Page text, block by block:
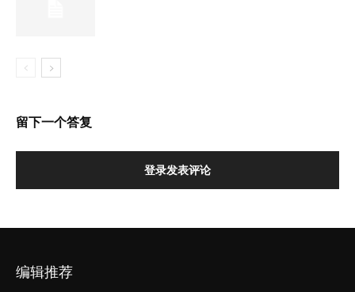
留下一个答复
登录发表评论
编辑推荐